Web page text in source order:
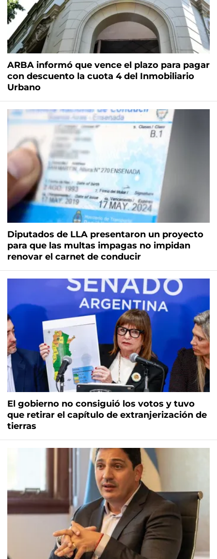
ARBA informó que vence el plazo para pagar
con descuento la cuota 4 del Inmobiliario
Urbano
Diputados de LLA presentaron un proyecto
para que las multas impagas no impidan
renovar el carnet de conducir
El gobierno no consiguió los votos y tuvo
que retirar el capítulo de extranjerización de
tierras